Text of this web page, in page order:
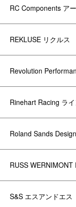
RC Components ア
REKLUSE リクルス
Revolution
Rinehart Racing ラ
Roland Sands
RUSS WERNIMONT
S&S エスアンドエス